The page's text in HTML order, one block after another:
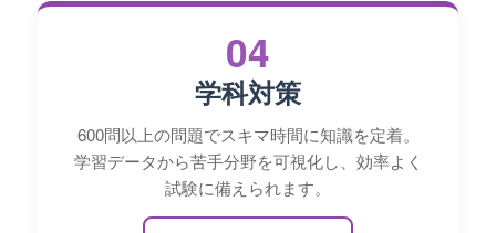
04
学科対策
600問以上の問題でスキマ時間に知識を定着。
学習データから苦手分野を可視化し、効率よく
試験に備えられます。